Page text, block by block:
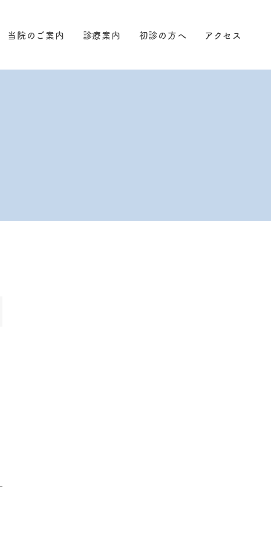
当院のご案内 診療案内 初診の方へ アクセス